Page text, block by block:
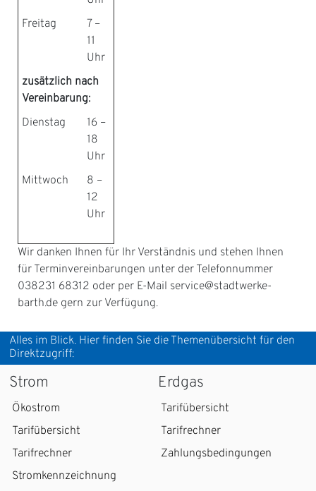
Freitag
7 –
11
Uhr
zusätzlich nach
Vereinbarung:
Dienstag
16 –
18
Uhr
Mittwoch
8 –
12
Uhr
Wir danken Ihnen für Ihr Verständnis und stehen Ihnen
für Terminvereinbarungen unter der Telefonnummer
038231 68312 oder per E-Mail service@stadtwerke-
barth.de gern zur Verfügung.
Alles im Blick. Hier finden Sie die Themenübersicht für den
Direktzugriff:
Strom
Ökostrom
Tarifübersicht
Tarifrechner
Stromkennzeichnung
Erdgas
Tarifübersicht
Tarifrechner
Zahlungsbedingungen